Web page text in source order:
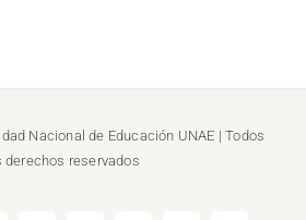
Nacional de Educación UNAE | Todos
derechos reservados